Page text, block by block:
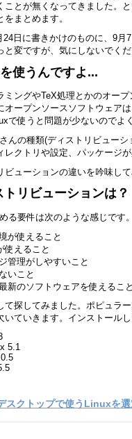
ことが無くなってきました。
まとめます。
24日に書きかけのものに、9
と変ですが、気にしないでくだ
使うんですよ...
ミングやTeX処理とかのオー
オープンソースソフトウェア
で使うと問題が少ないのでよ
さんの種類(ディストリビュー
レクトリや設定、パッケージ
ビューションの違いを吟味して
トリビューションは？
る要件は次のような感じです。
が使えること
使えること
管理がしやすいこと
いこと
新のソフトウェアを使えること
て探してみました。ポピュラ
いていきます。インストールし
5.1
スクトップで使うLinuxを選